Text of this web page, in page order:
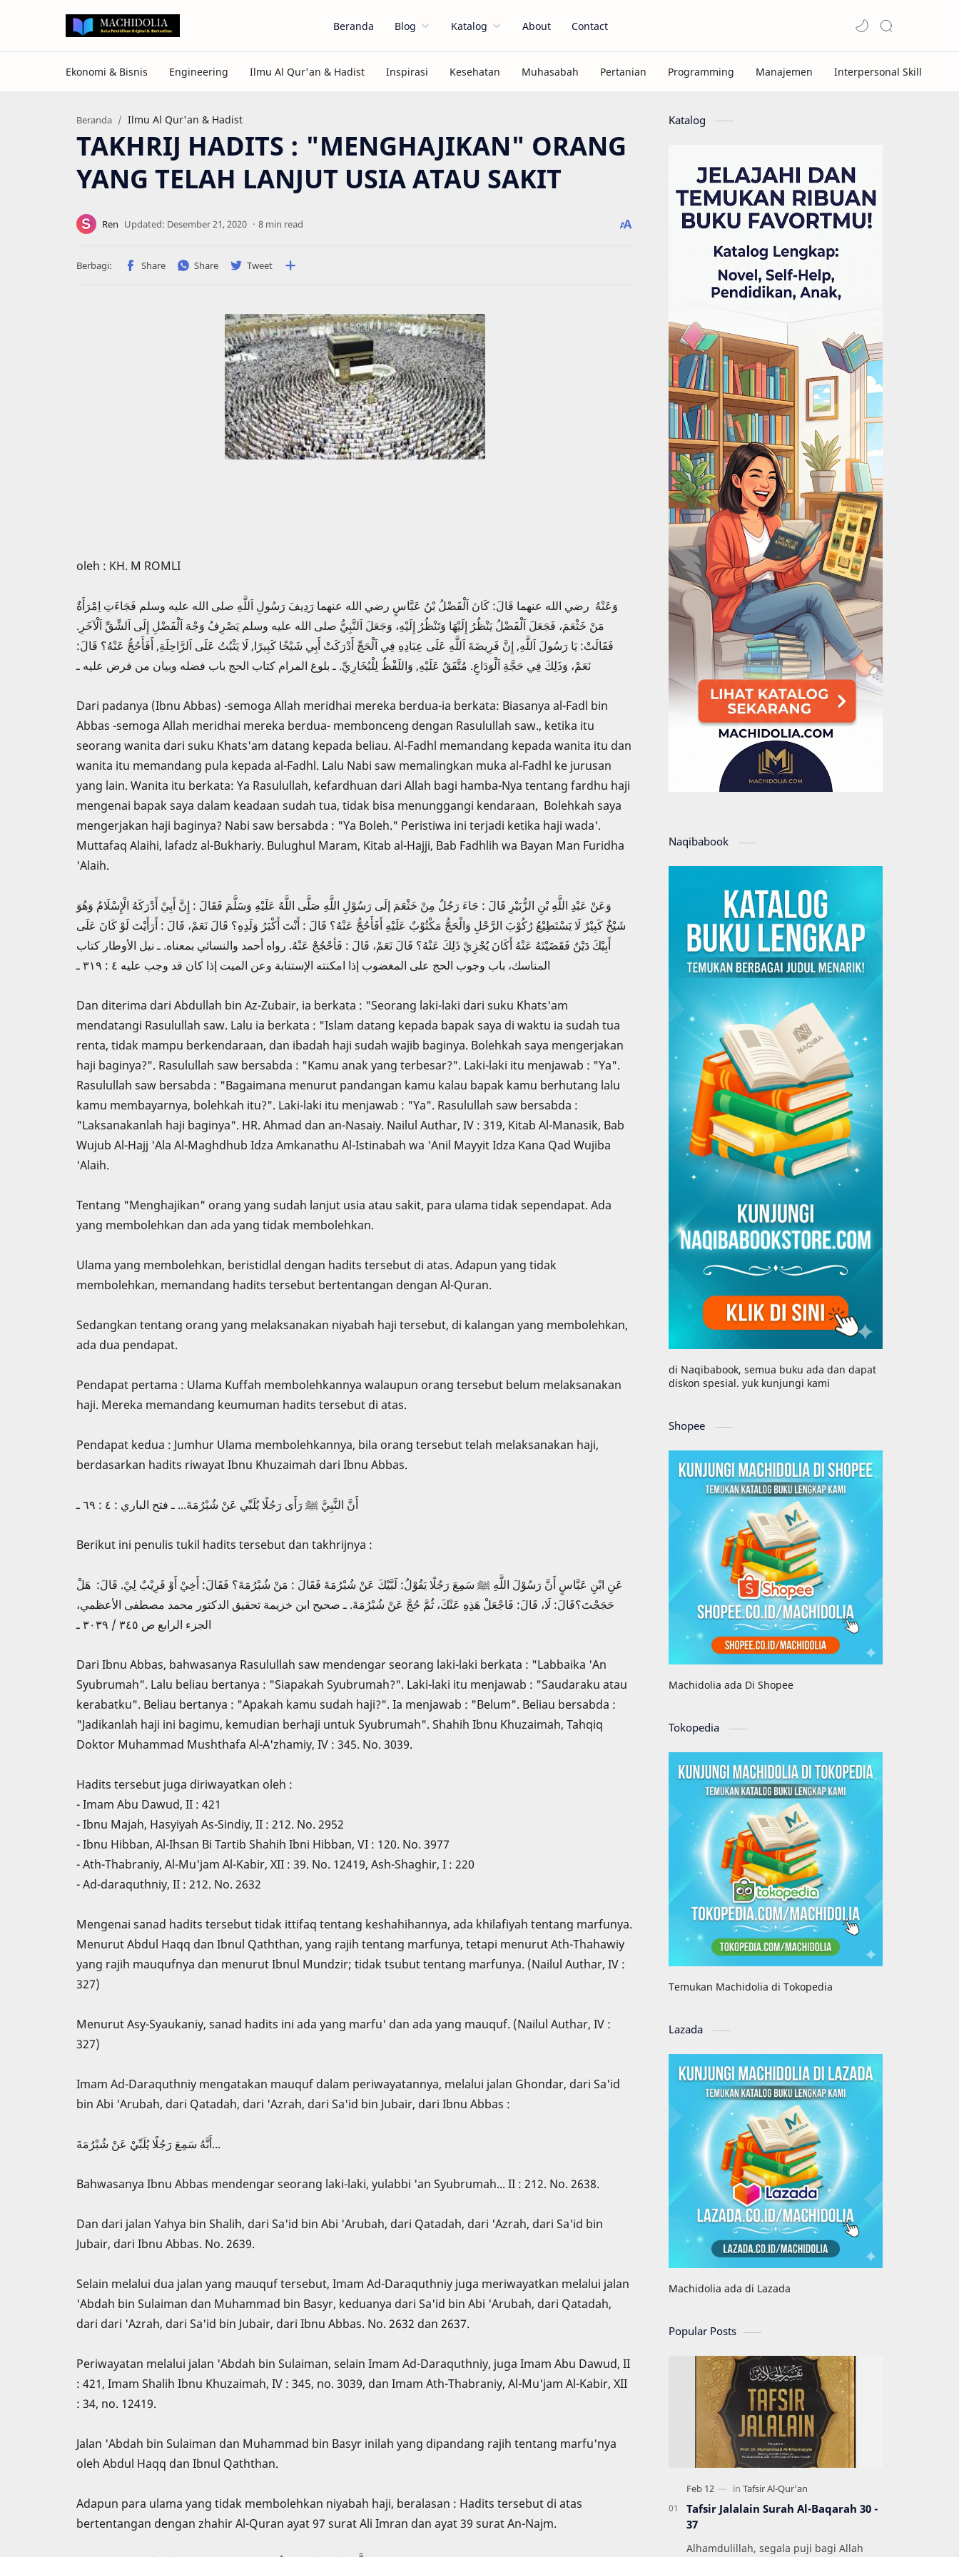
Beranda Blog Katalog About Contact
Beranda Ilmu Al Qur'an & Hadist
TAKHRIJ HADITS : "MENGHAJIKAN" ORANG
YANG TELAH LANJUT USIA ATAU SAKIT
8 min read
oleh : KH. M ROMLI
وَعَنْهُ رضي الله عنهما قَالَ: كَانَ اَلْفَضْلُ بْنُ عَبَّاسٍ رضي الله عنهما رَدِيفَ رَسُولِ اَللَّهِ صلى الله عليه وسلم فَجَاءَتِ اِمْرَأَةٌ
مَنْ خَثْعَمَ، فَجَعَلَ اَلْفَضْلُ يَنْظُرُ إِلَيْهَا وَتَنْظُرُ إِلَيْهِ، وَجَعَلَ اَلنَّبِيُّ صلى الله عليه وسلم يَصْرِفُ وَجْهَ اَلْفَضْلِ إِلَى اَلشِّقِّ اَلْآخَرِ.
فَقَالَتْ: يَا رَسُولَ اَللَّهِ, إِنَّ فَرِيضَةَ اَللَّهِ عَلَى عِبَادِهِ فِي اَلْحَجِّ أَدْرَكَتْ أَبِي شَيْخًا كَبِيرًا, لَا يَثْبُتُ عَلَى اَلرَّاحِلَةِ, أَفَأَحُجُّ عَنْهُ؟ قَالَ:
نَعَمْ، وَذَلِكَ فِي حَجَّةِ اَلْوَدَاعِ. مُتَّفَقٌ عَلَيْهِ, وَاللَفْظُ لِلْبُخَارِيِّ. ـ بلوغ المرام كتاب الحج باب فضله وبيان من فرض عليه ـ
Dari padanya (Ibnu Abbas) -semoga Allah meridhai mereka berdua-ia berkata: Biasanya al-Fadl bin
Abbas -semoga Allah meridhai mereka berdua- membonceng dengan Rasulullah saw., ketika itu
seorang wanita dari suku Khats'am datang kepada beliau. Al-Fadhl memandang kepada wanita itu dan
wanita itu memandang pula kepada al-Fadhl. Lalu Nabi saw memalingkan muka al-Fadhl ke jurusan
yang lain. Wanita itu berkata: Ya Rasulullah, kefardhuan dari Allah bagi hamba-Nya tentang fardhu haji
mengenai bapak saya dalam keadaan sudah tua, tidak bisa menunggangi kendaraan, Bolehkah saya
mengerjakan haji baginya? Nabi saw bersabda : "Ya Boleh." Peristiwa ini terjadi ketika haji wada'.
Muttafaq Alaihi, lafadz al-Bukhariy. Bulughul Maram, Kitab al-Hajji, Bab Fadhlih wa Bayan Man Furidha
'Alaih.
وَعَنْ عَبْدِ اللَّهِ بْنِ الزُّبَيْرِ قَالَ ‏: جَاءَ رَجُلٌ مِنْ خَثْعَمَ إلَى رَسُوْلِ اللَّهِ صَلَّى اللَّهُ عَلَيْهِ وَسَلَّمَ فَقَالَ : إِنَّ أَبِيْ أَدْرَكَهُ الْإِسْلَامُ وَهُوَ
شَيْخٌ كَبِيْرٌ لَا يَسْتَطِيْعُ رُكُوْبَ الرَّحْلِ وَالْحَجُّ مَكْتُوْبٌ عَلَيْهِ أَفَأَحُجُّ عَنْهُ؟ قَالَ : أَنْتَ أَكْبَرُ وَلَدِهِ؟ قَالَ نَعَمْ، قَالَ : أَرَأَيْتَ لَوْ كَانَ عَلَى
أَبِيْكَ دَيْنٌ فَقَضَيْتَهُ عَنْهُ أَكَانَ يُجْزِيْ ذَلِكَ عَنْهُ؟ قَالَ نَعَمْ، قَالَ : فَأحْجُجْ عَنْه‏ُ. رواه أحمد والنسائي بمعناه. ـ نيل الأوطار كتاب
المناسك، باب وجوب الحج على المغضوب إذا امكنته الإستنابة وعن الميت إذا كان قد وجب عليه ٤ : ٣١٩ ـ
Dan diterima dari Abdullah bin Az-Zubair, ia berkata : "Seorang laki-laki dari suku Khats'am
mendatangi Rasulullah saw. Lalu ia berkata : "Islam datang kepada bapak saya di waktu ia sudah tua
renta, tidak mampu berkendaraan, dan ibadah haji sudah wajib baginya. Bolehkah saya mengerjakan
haji baginya?". Rasulullah saw bersabda : "Kamu anak yang terbesar?". Laki-laki itu menjawab : "Ya".
Rasulullah saw bersabda : "Bagaimana menurut pandangan kamu kalau bapak kamu berhutang lalu
kamu membayarnya, bolehkah itu?". Laki-laki itu menjawab : "Ya". Rasulullah saw bersabda :
"Laksanakanlah haji baginya". HR. Ahmad dan an-Nasaiy. Nailul Authar, IV : 319, Kitab Al-Manasik, Bab
Wujub Al-Hajj 'Ala Al-Maghdhub Idza Amkanathu Al-Istinabah wa 'Anil Mayyit Idza Kana Qad Wujiba
'Alaih.
Tentang "Menghajikan" orang yang sudah lanjut usia atau sakit, para ulama tidak sependapat. Ada
yang membolehkan dan ada yang tidak membolehkan.
Ulama yang membolehkan, beristidlal dengan hadits tersebut di atas. Adapun yang tidak
membolehkan, memandang hadits tersebut bertentangan dengan Al-Quran.
Sedangkan tentang orang yang melaksanakan niyabah haji tersebut, di kalangan yang membolehkan,
ada dua pendapat.
Pendapat pertama : Ulama Kuffah membolehkannya walaupun orang tersebut belum melaksanakan
haji. Mereka memandang keumuman hadits tersebut di atas.
Pendapat kedua : Jumhur Ulama membolehkannya, bila orang tersebut telah melaksanakan haji,
berdasarkan hadits riwayat Ibnu Khuzaimah dari Ibnu Abbas.
أَنَّ النَّبِيَّ ﷺ رَأَى رَجُلًا يُلَبِّي عَنْ شُبْرُمَةَ... ـ فتح الباري : ٤ : ٦٩ ـ
Berikut ini penulis tukil hadits tersebut dan takhrijnya :
عَنِ ابْنِ عَبَّاسٍ أَنَّ رَسُوْلَ اللَّهِ ﷺ سَمِعَ رَجُلًا يَقُوْلُ: لَبَّيْكَ عَنْ شُبْرُمَةَ فَقَالَ : مَنْ شُبْرُمَةَ؟ فَقَالَ: أَخِيْ أَوْ قَرِيْبٌ لِيْ. قَالَ: هَلْ
حَجَجْتَ؟قَالَ: لَا، قَالَ: فَاجْعَلْ هَذِهِ عَنْكَ، ثُمَّ حُجَّ عَنْ شُبْرُمَةَ. ـ صحيح ابن خزيمة تحقيق الدكتور محمد مصطفى الأعظمي،
الجزء الرابع ص ٣٤٥ / ٣٠٣٩ ـ
Dari Ibnu Abbas, bahwasanya Rasulullah saw mendengar seorang laki-laki berkata : "Labbaika 'An
Syubrumah". Lalu beliau bertanya : "Siapakah Syubrumah?". Laki-laki itu menjawab : "Saudaraku atau
kerabatku". Beliau bertanya : "Apakah kamu sudah haji?". Ia menjawab : "Belum". Beliau bersabda :
"Jadikanlah haji ini bagimu, kemudian berhaji untuk Syubrumah". Shahih Ibnu Khuzaimah, Tahqiq
Doktor Muhammad Mushthafa Al-A'zhamiy, IV : 345. No. 3039.
Hadits tersebut juga diriwayatkan oleh :
- Imam Abu Dawud, II : 421
- Ibnu Majah, Hasyiyah As-Sindiy, II : 212. No. 2952
- Ibnu Hibban, Al-Ihsan Bi Tartib Shahih Ibni Hibban, VI : 120. No. 3977
- Ath-Thabraniy, Al-Mu'jam Al-Kabir, XII : 39. No. 12419, Ash-Shaghir, I : 220
- Ad-daraquthniy, II : 212. No. 2632
Mengenai sanad hadits tersebut tidak ittifaq tentang keshahihannya, ada khilafiyah tentang marfunya.
Menurut Abdul Haqq dan Ibnul Qaththan, yang rajih tentang marfunya, tetapi menurut Ath-Thahawiy
yang rajih mauqufnya dan menurut Ibnul Mundzir; tidak tsubut tentang marfunya. (Nailul Authar, IV :
327)
Menurut Asy-Syaukaniy, sanad hadits ini ada yang marfu' dan ada yang mauquf. (Nailul Authar, IV :
327)
Imam Ad-Daraquthniy mengatakan mauquf dalam periwayatannya, melalui jalan Ghondar, dari Sa'id
bin Abi 'Arubah, dari Qatadah, dari 'Azrah, dari Sa'id bin Jubair, dari Ibnu Abbas :
أَنَّهُ سَمِعَ رَجُلًا يُلَبِّيْ عَنْ شُبْرُمَةَ...
Bahwasanya Ibnu Abbas mendengar seorang laki-laki, yulabbi 'an Syubrumah... II : 212. No. 2638.
Dan dari jalan Yahya bin Shalih, dari Sa'id bin Abi 'Arubah, dari Qatadah, dari 'Azrah, dari Sa'id bin
Jubair, dari Ibnu Abbas. No. 2639.
Selain melalui dua jalan yang mauquf tersebut, Imam Ad-Daraquthniy juga meriwayatkan melalui jalan
'Abdah bin Sulaiman dan Muhammad bin Basyr, keduanya dari Sa'id bin Abi 'Arubah, dari Qatadah,
dari dari 'Azrah, dari Sa'id bin Jubair, dari Ibnu Abbas. No. 2632 dan 2637.
Periwayatan melalui jalan 'Abdah bin Sulaiman, selain Imam Ad-Daraquthniy, juga Imam Abu Dawud, II
: 421, Imam Shalih Ibnu Khuzaimah, IV : 345, no. 3039, dan Imam Ath-Thabraniy, Al-Mu'jam Al-Kabir, XII
: 34, no. 12419.
Jalan 'Abdah bin Sulaiman dan Muhammad bin Basyr inilah yang dipandang rajih tentang marfu'nya
oleh Abdul Haqq dan Ibnul Qaththan.
Adapun para ulama yang tidak membolehkan niyabah haji, beralasan : Hadits tersebut di atas
bertentangan dengan zhahir Al-Quran ayat 97 surat Ali Imran dan ayat 39 surat An-Najm.
Katalog
Naqibabook
di Naqibabook, semua buku ada dan dapat
diskon spesial. yuk kunjungi kami
Shopee
Machidolia ada Di Shopee
Tokopedia
Temukan Machidolia di Tokopedia
Lazada
Machidolia ada di Lazada
Popular Posts
Tafsir Jalalain Surah Al-Baqarah 30 -
37
Alhamdulillah, segala puji bagi Allah